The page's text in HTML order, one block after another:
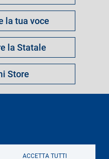
ACCETTA TUTTI
la tua voce
la Statale
Store